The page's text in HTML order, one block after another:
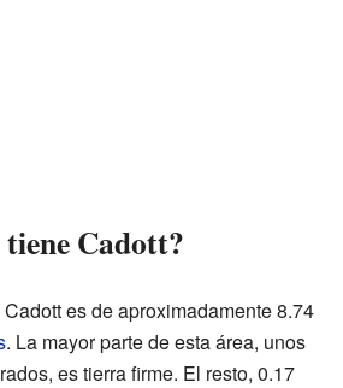
Cadott?
es de aproximadamente 8.74
. La mayor parte de esta área, unos
es tierra firme. El resto, 0.17